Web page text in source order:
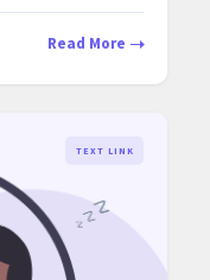
Read More
TEXT LINK